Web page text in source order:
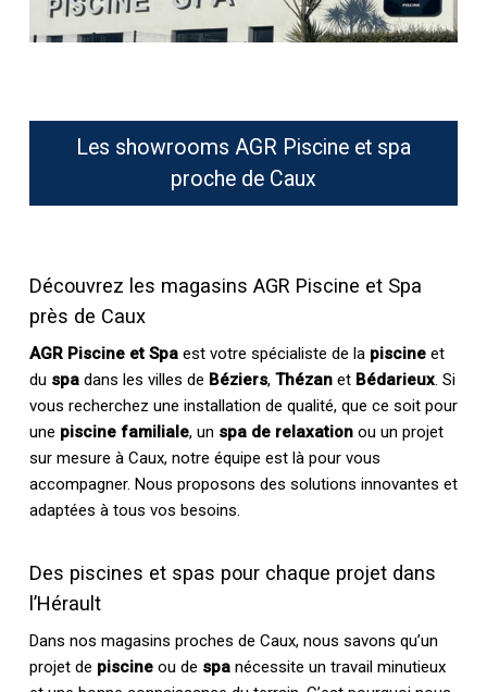
Les showrooms AGR Piscine et spa
proche de Caux
Découvrez les magasins AGR Piscine et Spa
près de Caux
AGR Piscine et Spaest votre spécialiste de la piscineet
du spadans les villes de Béziers, Thézanet Bédarieux. Si
vous recherchez une installation de qualité, que ce soit pour
une piscine familiale, un spa de relaxationou un projet
sur mesure à Caux, notre équipe est là pour vous
accompagner. Nous proposons des solutions innovantes et
adaptées à tous vos besoins.
Des piscines et spas pour chaque projet dans
l’Hérault
Dans nos magasins proches de Caux, nous savons qu’un
projet de piscineou de spanécessite un travail minutieux